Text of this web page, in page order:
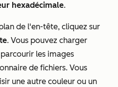
hexadécimale.
de l'en-tête, cliquez sur
. Vous pouvez charger
les images
de fichiers. Vous
une autre couleur ou un